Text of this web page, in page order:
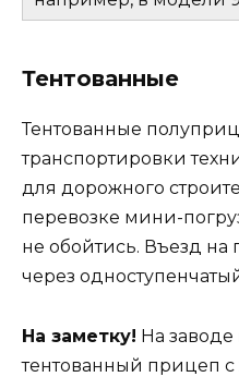
Тентованные
Тентованные
транспортировки
для дорожного
перевозке мини-
не обойтись. Въезд на
через
На заметку! На заводе
тентованный прицеп с